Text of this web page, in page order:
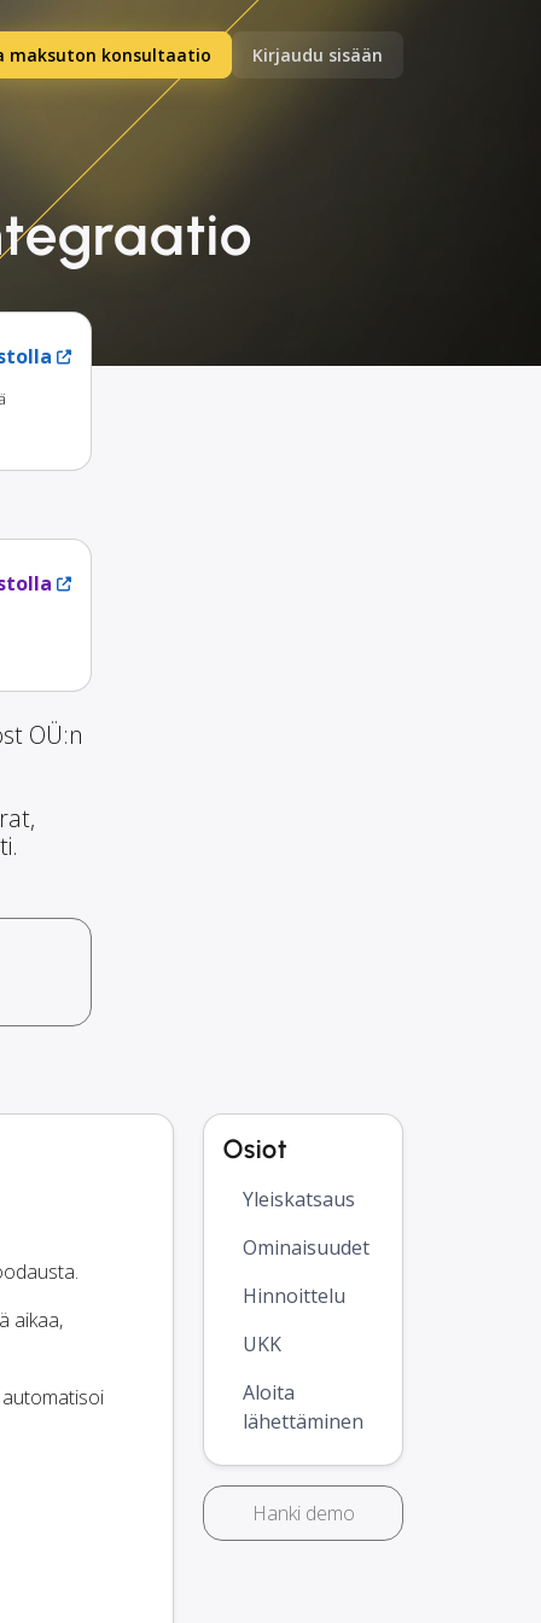
maksuton konsultaatio Kirjaudu sisään
OÜ:n
aikaa,
automatisoi
Osiot
Yleiskatsaus
Ominaisuudet
Hinnoittelu
UKK
Aloita
lähettäminen
Hanki demo